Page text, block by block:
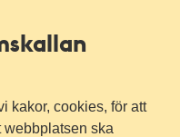
kakor, cookies, för att
webbplatsen ska